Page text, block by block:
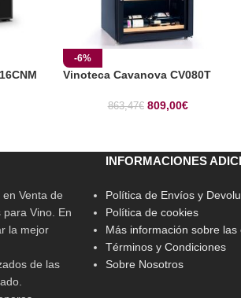
-6%
Vinoteca Cavanova CV080T
863,47€ 809,00€
Venta de
Vino. En
la mejor
de las
INFORMACIONES
Política de Envíos y
Política de cookies
Más información sobre las
Términos y Condiciones
Sobre Nosotros